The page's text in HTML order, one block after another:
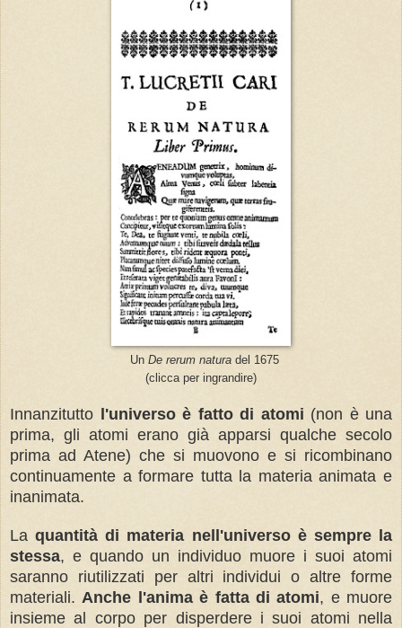
Un De rerum natura del 1675
(clicca per ingrandire)
Innanzitutto l'universo è fatto di atomi (non è una
prima, gli atomi erano già apparsi qualche secolo
prima ad Atene) che si muovono e si ricombinano
continuamente a formare tutta la materia animata e
inanimata.
Laquantità di materia nell'universo è sempre la
stessa, e quando un individuo muore i suoi atomi
saranno riutilizzati per altri individui o altre forme
materiali. Anche l'anima è fatta di atomi, e muore
insieme al corpo per disperdere i suoi atomi nella